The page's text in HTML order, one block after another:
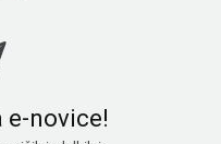
e-novice!